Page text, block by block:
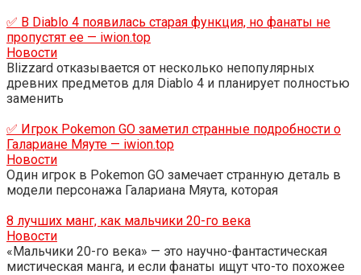
✅ В Diablo 4 появилась старая функция, но фанаты не
пропустят ее — iwion.top
Новости
Blizzard отказывается от несколько непопулярных
древних предметов для Diablo 4 и планирует полностью
заменить
✅ Игрок Pokemon GO заметил странные подробности о
Галариане Мяуте — iwion.top
Новости
Один игрок в Pokemon GO замечает странную деталь в
модели персонажа Галариана Мяута, которая
8 лучших манг, как мальчики 20-го века
Новости
«Мальчики 20-го века» — это научно-фантастическая
мистическая манга, и если фанаты ищут что-то похожее